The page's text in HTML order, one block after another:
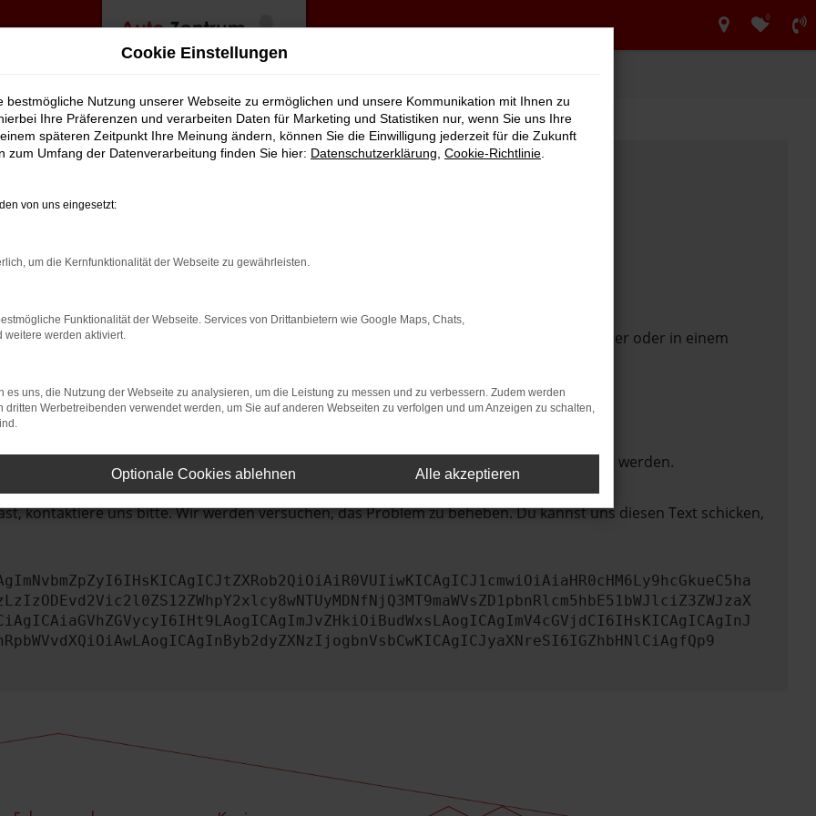
0
das Laden bestimmter Seiten verhindern. Funktioniert die Seite in einem anderen Browser oder in einem
zu beheben.
auf dem neuesten Stand sind.
sondern kann auch dazu führen, dass bestimmte Funktionen nicht mehr unterstützt werden.
kontaktiere uns bitte. Wir werden versuchen, das Problem zu beheben. Du kannst uns diesen Text schicken,
Cookie Einstellungen
bestmögliche Nutzung unserer Webseite zu ermöglichen und unsere Kommunikation mit Ihnen zu
Ihre Präferenzen und verarbeiten Daten für Marketing und Statistiken nur, wenn Sie uns Ihre
späteren Zeitpunkt Ihre Meinung ändern, können Sie die Einwilligung jederzeit für die Zukunft
zum Umfang der Datenverarbeitung finden Sie hier: Datenschutzerklärung Cookie-Richtlinie
von uns eingesetzt:
um die Kernfunktionalität der Webseite zu gewährleisten.
Funktionalität der Webseite. Services von Drittanbietern wie Google Maps, Chats,
weitere werden aktiviert.
es uns, die Nutzung der Webseite zu analysieren, um die Leistung zu messen und zu verbessern. Zudem werden
dritten Werbetreibenden verwendet werden, um Sie auf anderen Webseiten zu verfolgen und um Anzeigen zu schalten,
Optionale Cookies ablehnen Alle akzeptieren